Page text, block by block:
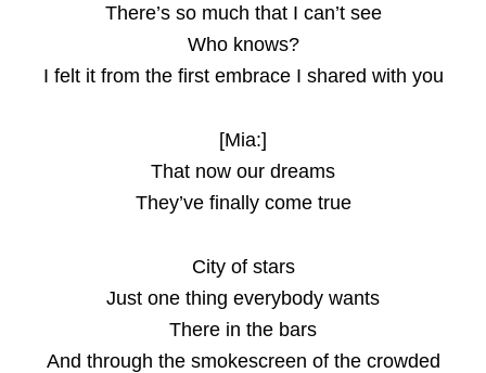
There’s so much that I can’t see
Who knows?
I felt it from the first embrace I shared with you
[Mia:]
That now our dreams
They’ve finally come true
City of stars
Just one thing everybody wants
There in the bars
And through the smokescreen of the crowded